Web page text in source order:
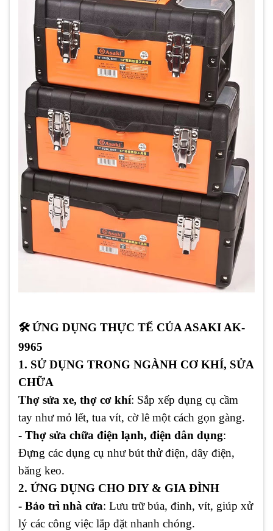
🛠️ ỨNG DỤNG THỰC TẾ CỦA ASAKI AK-
9965
1. SỬ DỤNG TRONG NGÀNH CƠ KHÍ, SỬA
CHỮA
Thợ sửa xe, thợ cơ khí: Sắp xếp dụng cụ cầm
tay như mỏ lết, tua vít, cờ lê một cách gọn gàng.
- Thợ sửa chữa điện lạnh, điện dân dụng:
Đựng các dụng cụ như bút thử điện, dây điện,
băng keo.
2. ỨNG DỤNG CHO DIY & GIA ĐÌNH
- Bảo trì nhà cửa: Lưu trữ búa, đinh, vít, giúp xử
lý các công việc lắp đặt nhanh chóng.